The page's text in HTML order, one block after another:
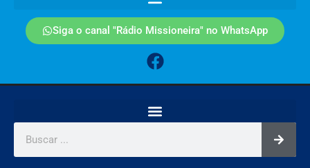
Siga o canal "Rádio Missioneira" no WhatsApp